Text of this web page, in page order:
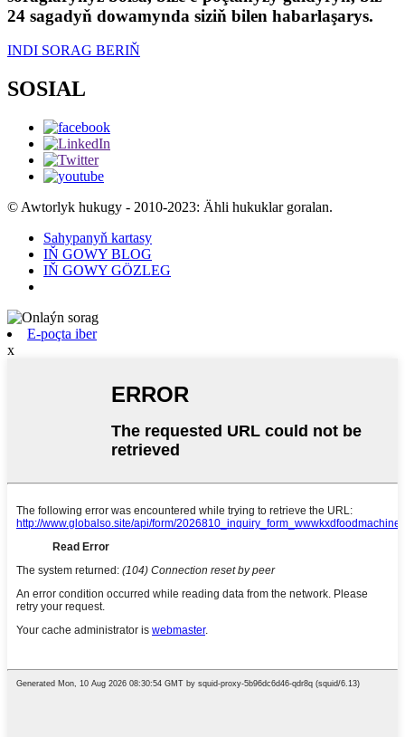
24 sagadyň dowamynda siziň bilen habarlaşarys.
INDI SORAG BERIŇ
SOSIAL
© Awtorlyk hukugy - 2010-2023: Ähli hukuklar goralan.
Sahypanyň kartasy
IŇ GOWY BLOG
IŇ GOWY GÖZLEG
E-poçta iber
x